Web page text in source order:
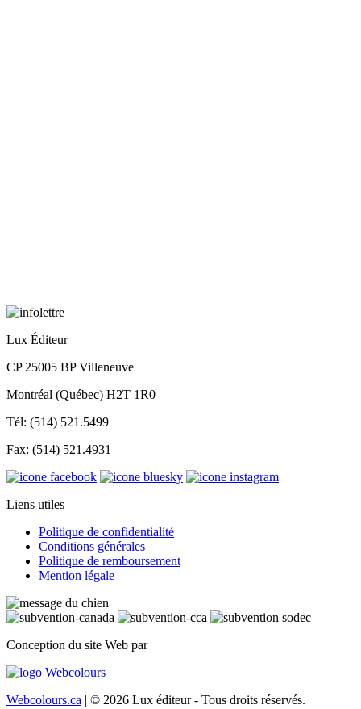
Lux Éditeur
CP 25005 BP Villeneuve
Montréal (Québec) H2T 1R0
Tél: (514) 521.5499
Fax: (514) 521.4931
Liens utiles
Politique de confidentialité
Conditions générales
Politique de remboursement
Mention légale
Conception du site Web par
Webcolours.ca | © 2026 Lux éditeur - Tous droits réservés.